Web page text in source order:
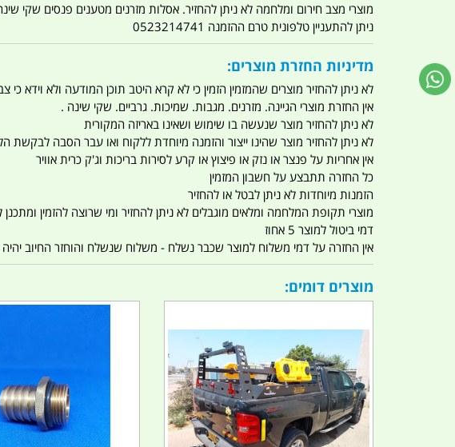
מוצרי מצב חירום ומלחמה לא ניתן להחזיר. אסלות מזרנים מטענים פנסים שקי
ניתן להתעניין טלפונית טרם ההזמנה 0523214741
מדיניות החזרת מוצרים:
לא ניתן להחזיר מוצרים שהמזמין הזמין כי לא קרא היטב תוכן המודעה ולא וידא
אין החזרת מוצרי הגיינה. מזרנים. מגבות. שמיכות. גרביים. שקי שינה .
לא ניתן להחזיר מוצר שנעשה בו שימוש ושאינו באריזה המקורית
לא ניתן להחזיר מוצר שהינו ייצור והזמנה מיוחדת ללקוח ואו עבר הסבה לבקשת
אין אחריות על פנצר או נזק או פיצוץ או קרע לסירות בריכות וג'ק כרית אוויר
כל החזרה תתבצע על חשבון המזמין
הזמנות מיוחדות לא ניתן לבטל או להחזיר
מוצרי תקופת המלחמה ומלאים מוגבלים לא ניתן להחזיר ומי שרוצה להזמין ומתכנן
דמי ביטול למוצר 5 אחוז
אין החזרה על דמי משלוח למוצר שכבר נשלח - משלוח שנשלח והוחזר החיוב יהיה
מוצרים דומים: